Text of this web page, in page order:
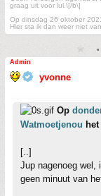
graag uit voor lul.\[/b\]
Op dinsdag 26 oktober
Hier sta ik dan weer niet
Admin
yvonne
Op
Watmoetjenou
[..]
Jup nagenoeg wel,
geen minuut van